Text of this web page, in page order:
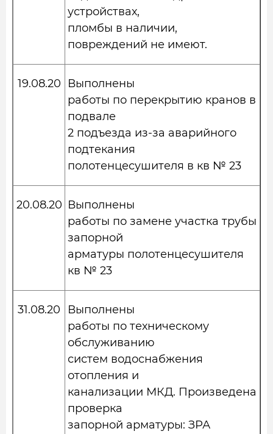
устройствах,
пломбы в наличии,
повреждений не имеют.
19.08.20
Выполнены
работы по перекрытию кранов в
подвале
2 подъезда из-за аварийного
подтекания
полотенцесушителя в кв № 23
20.08.20 Выполнены
работы по замене участка трубы
запорной
арматуры полотенцесушителя
кв № 23
31.08.20
Выполнены
работы по техническому
обслуживанию
систем водоснабжения
отопления и
канализации МКД. Произведена
проверка
запорной арматуры: ЗРА